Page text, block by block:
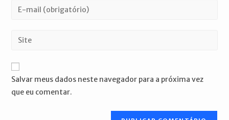
ou
de
para
comentar
Digite
de
mail
para
comentar
Digite
URL
do
site
Salvar meus dados neste navegador para a próxima vez
que eu comentar.